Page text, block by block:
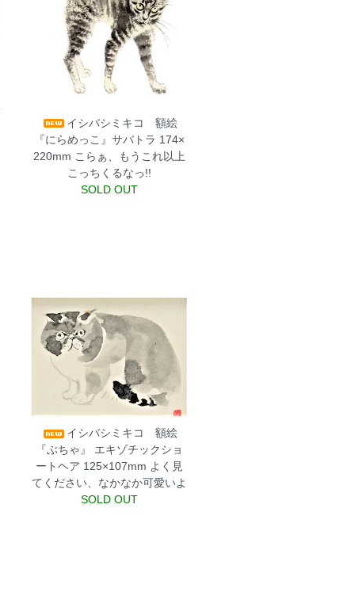
イシバシミキコ 額絵
『にらめっこ』サバトラ 174×
220mm こらぁ、もうこれ以上
こっちくるなっ!!
SOLD OUT
イシバシミキコ 額絵
『ぶちゃ』 エキゾチックショ
ートヘア 125×107mm よく見
てください、なかなか可愛いよ
SOLD OUT